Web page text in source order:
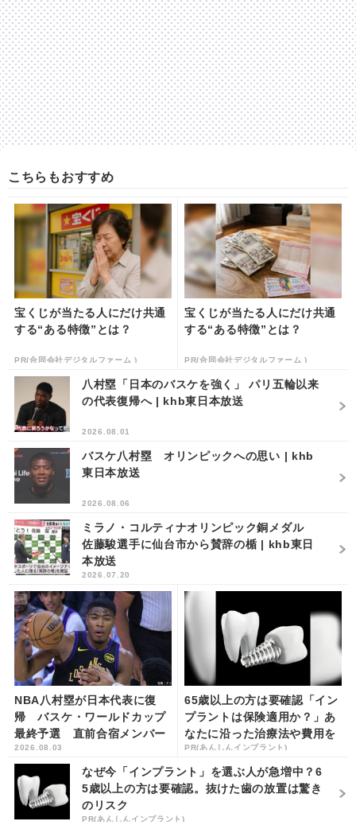
こちらもおすすめ
宝くじが当たる人にだけ共通
する“ある特徴”とは？
PR(合同会社デジタルファーム )
宝くじが当たる人にだけ共通
する“ある特徴”とは？
PR(合同会社デジタルファーム )
八村塁「日本のバスケを強く」 パリ五輪以来
の代表復帰へ | khb東日本放送
2026.08.01
バスケ八村塁 オリンピックへの思い | khb
東日本放送
2026.08.06
ミラノ・コルティナオリンピック銅メダル
佐藤駿選手に仙台市から賛辞の楯 | khb東日
本放送
2026.07.20
NBA八村塁が日本代表に復
帰 バスケ・ワールドカップ
最終予選 直前合宿メンバー
入り | khb東日本放送
2026.08.03
65歳以上の方は要確認「イン
プラントは保険適用か？」あ
なたに沿った治療法や費用を
解説
PR(あんしんインプラント)
なぜ今「インプラント」を選ぶ人が急増中？6
5歳以上の方は要確認。抜けた歯の放置は驚き
のリスク
PR(あんしんインプラント)